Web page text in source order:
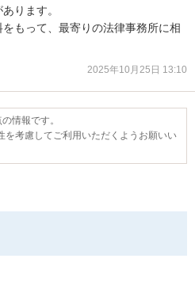
ります。
もって、最寄りの法律事務所に相
2025年10月25日 13:10
情報です。
を考慮してご利用いただくようお願いい